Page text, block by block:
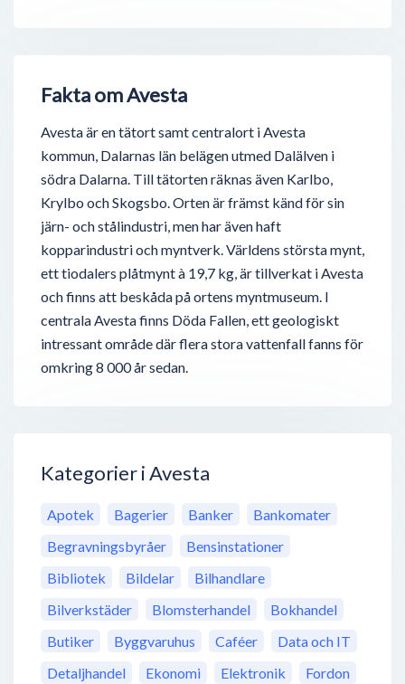
Fakta om Avesta
Avesta är en tätort samt centralort i Avesta
kommun, Dalarnas län belägen utmed Dalälven i
södra Dalarna. Till tätorten räknas även Karlbo,
Krylbo och Skogsbo. Orten är främst känd för sin
järn- och stålindustri, men har även haft
kopparindustri och myntverk. Världens största mynt,
ett tiodalers plåtmynt à 19,7 kg, är tillverkat i Avesta
och finns att beskåda på ortens myntmuseum. I
centrala Avesta finns Döda Fallen, ett geologiskt
intressant område där flera stora vattenfall fanns för
omkring 8 000 år sedan.
Kategorier i Avesta
Apotek Bagerier Banker
Bankomater
Begravningsbyråer
Bensinstationer
Bibliotek
Bildelar
Bilhandlare
Bilverkstäder
Blomsterhandel
Bokhandel
Butiker
Byggvaruhus Caféer
Data och IT
Detaljhandel
Ekonomi Elektronik
Fordon